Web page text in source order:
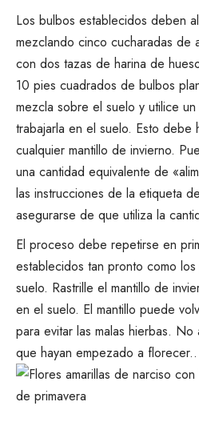
Los bulbos establecidos deben
mezclando cinco cucharadas de
con dos tazas de harina de
10 pies cuadrados de bulbos
mezcla sobre el suelo y utilice
trabajarla en el suelo. Esto debe
cualquier mantillo de invierno.
una cantidad equivalente de
las instrucciones de la etiqueta
asegurarse de que utiliza la
El proceso debe repetirse en
establecidos tan pronto como
suelo. Rastrille el mantillo de
en el suelo. El mantillo puede
para evitar las malas hierbas.
que hayan empezado a florecer..